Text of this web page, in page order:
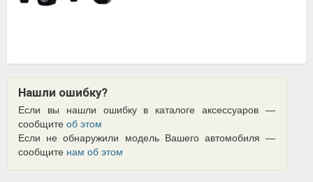
Нашли ошибку?
Если вы нашли ошибку в каталоге аксессуаров —
сообщите об этом
Если не обнаружили модель Вашего автомобиля —
сообщите нам об этом